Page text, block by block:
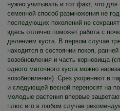
нужно учитывать и тот факт, что
семенной способ размножения не
последующих поколений не
здесь отлично поможет работа с
делением куста. В первом случае
находится в состоянии покоя,
возобновления и часть корневища
одного маточного куста можно
возобновления). Срез укореняют в
и следующей весной переносят на
молодые растения впервые
плюс его в любом случае